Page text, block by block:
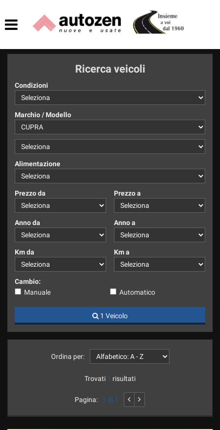
ACQUISTIAMO USATO
ASSISTENZA
Ricerca veicoli
Condizioni
Marchio / Modello
Alimentazione
Prezzo da Prezzo a
Anno da Anno a
Km da Km a
Cambio:
Manuale
Automatico
1 Veicolo
Ordina per:
Trovati 1 risultati
Pagina: 1 di 1